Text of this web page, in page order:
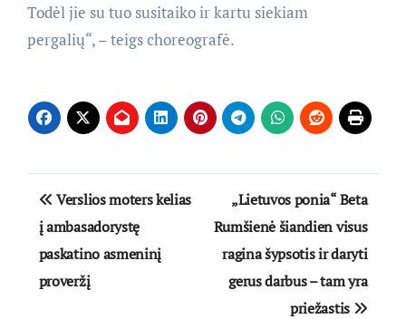
Todėl jie su tuo susitaiko ir kartu siekiam
pergalių“, – teigs choreografė.
Navigacija
tarp
įrašų
Verslios moters kelias
į ambasadorystę
paskatino asmeninį
proveržį
„Lietuvos ponia“ Beta
Rumšienė šiandien visus
ragina šypsotis ir daryti
gerus darbus – tam yra
priežastis